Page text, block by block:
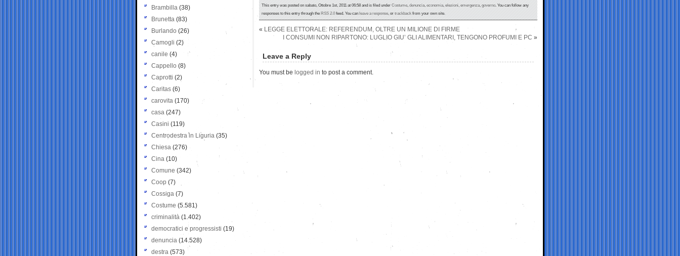
This entry was posted on sabato, Ottobre 1st, 2011 at 06:58 and is filed underCostume,denuncia,economia,elezioni,emergenza,governo. You can follow any
responses to this entry through theRSS 2.0feed. You canleave a response, ortrackbackfrom your own site.
« LEGGE ELETTORALE: REFERENDUM, OLTRE UN MILIONE DI FIRME
I CONSUMI NON RIPARTONO: LUGLIO GIU’ GLI ALIMENTARI, TENGONO PROFUMI E PC »
Leave a Reply
You must be logged in to post a comment.
Brambilla (38)
Brunetta (83)
Burlando (26)
Camogli (2)
canile (4)
Cappello (8)
Caprotti (2)
Caritas (6)
carovita (170)
casa (247)
Casini (119)
Centrodestra in Liguria (35)
Chiesa (276)
Cina (10)
Comune (342)
Coop (7)
Cossiga (7)
Costume (5.581)
criminalità (1.402)
democratici e progressisti (19)
denuncia (14.528)
destra (573)